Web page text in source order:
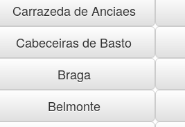
Carrazeda de Anciaes
Cabeceiras de Basto
Braga
Belmonte